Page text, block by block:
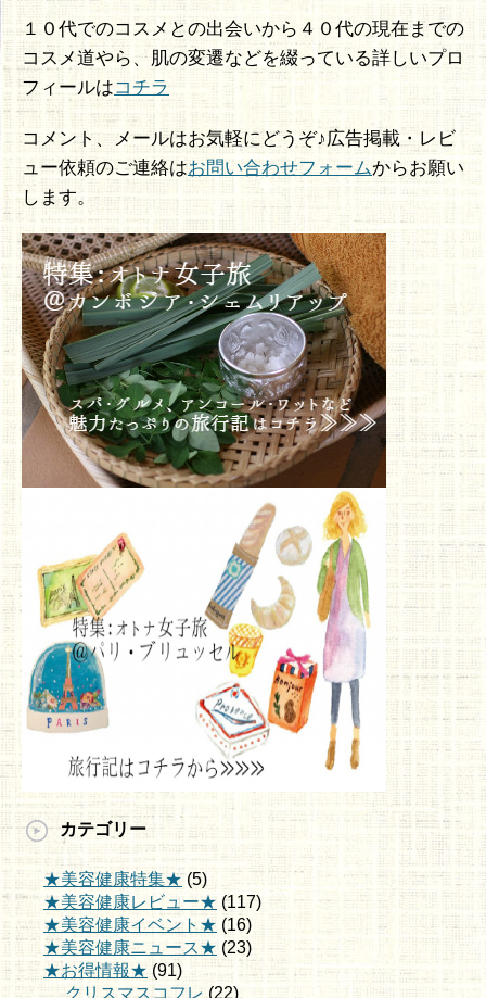
１０代でのコスメとの出会いから４０代の現在までの
コスメ道やら、肌の変遷などを綴っている詳しいプロ
フィールはコチラ
コメント、メールはお気軽にどうぞ♪広告掲載・レビ
ュー依頼のご連絡はお問い合わせフォームからお願い
します。
カテゴリー
★美容健康特集★(5)
★美容健康レビュー★ (117)
★美容健康イベント★ (16)
★美容健康ニュース★ (23)
★お得情報★ (91)
クリスマスコフレ (22)